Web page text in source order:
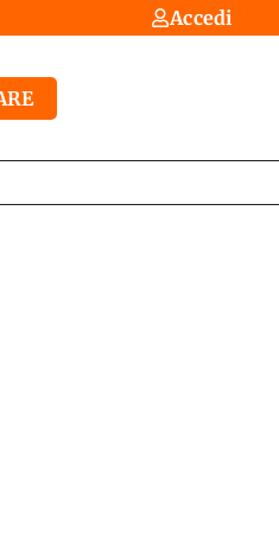
Accedi